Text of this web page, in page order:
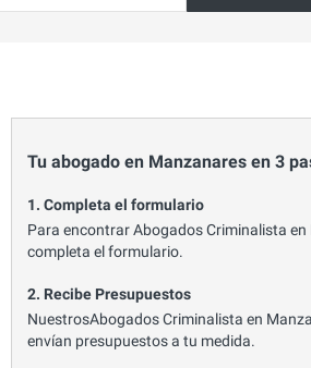
Tu abogado en Manzanares en 3
1. Completa el formulario
Para encontrar Abogados Criminalista
completa el formulario.
2. Recibe Presupuestos
NuestrosAbogados Criminalista en
envían presupuestos a tu medida.